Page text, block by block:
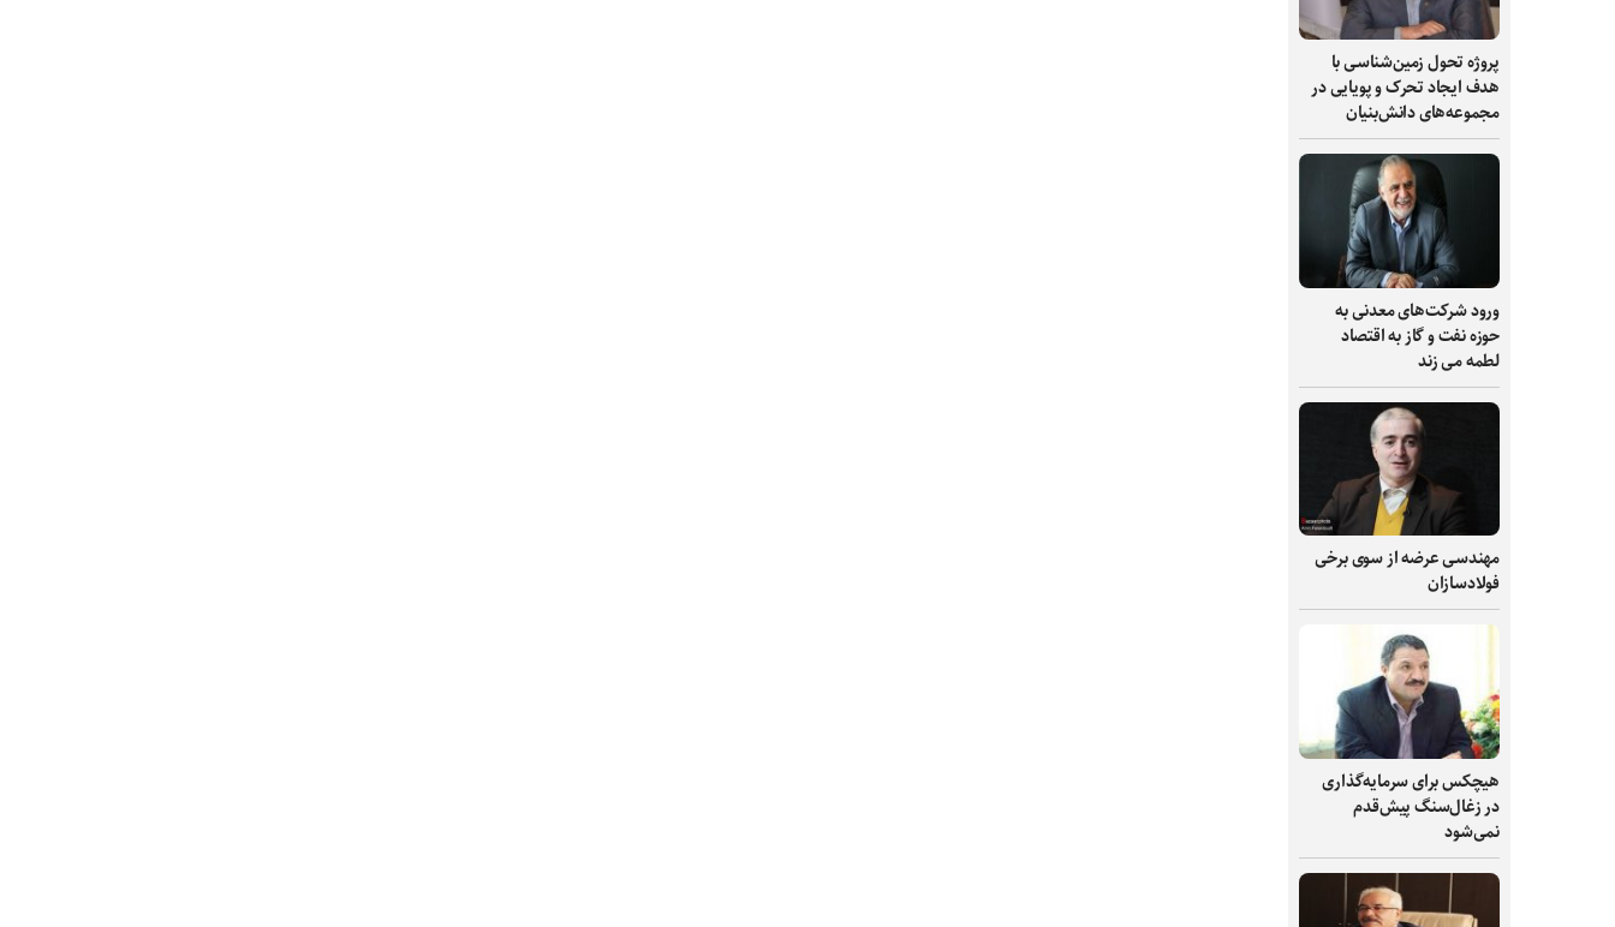
پروژه تحول زمین‌شناسی با
هدف ایجاد تحرک و پویایی در
مجموعه‌های دانش‌بنیان
ورود شرکت‌های معدنی به
حوزه نفت و گاز به اقتصاد
لطمه می زند
مهندسی عرضه از سوی برخی
فولادسازان
هیچکس برای سرمایه‌گذاری
در زغال‌سنگ پیش‌قدم
نمی‌شود